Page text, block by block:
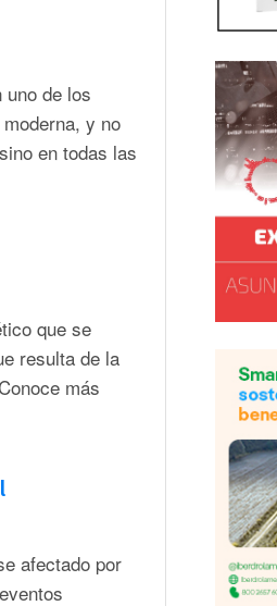
de los
y no
en todas las
que se
resulta de la
más
afectado por